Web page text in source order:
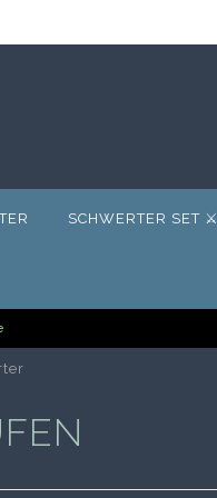
SCHWERTER SET ⚔️